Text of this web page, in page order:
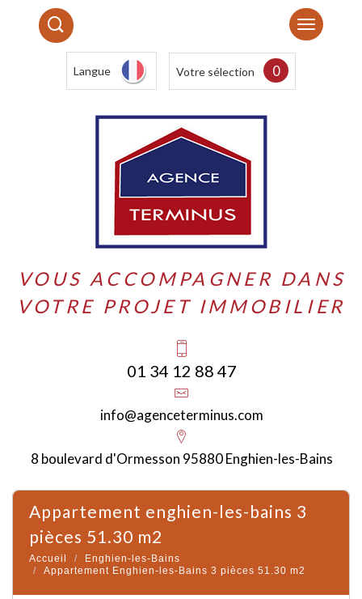
Langue Votre sélection 0
VOUS ACCOMPAGNER DANS
VOTRE PROJET IMMOBILIER
01 34 12 88 47
info@agenceterminus.com
8 boulevard d'Ormesson 95880 Enghien-les-Bains
appartement enghien-les-bains 3
pièces 51.30 m2
Accueil
Enghien-les-Bains
Appartement Enghien-les-Bains 3 pièces 51.30 m2